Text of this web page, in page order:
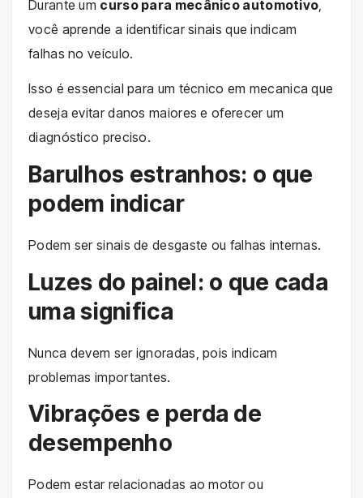
Durante um curso para mecânico automotivo,
você aprende a identificar sinais que indicam
falhas no veículo.
Isso é essencial para um técnico em mecanica que
deseja evitar danos maiores e oferecer um
diagnóstico preciso.
Barulhos estranhos: o que
podem indicar
Podem ser sinais de desgaste ou falhas internas.
Luzes do painel: o que cada
uma significa
Nunca devem ser ignoradas, pois indicam
problemas importantes.
Vibrações e perda de
desempenho
Podem estar relacionadas ao motor ou